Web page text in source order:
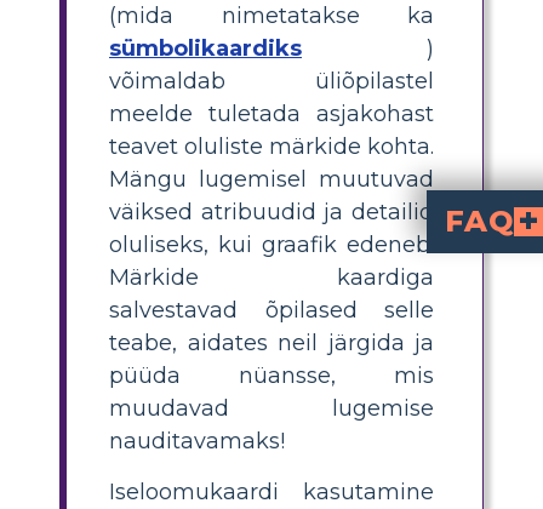
(mida nimetatakse ka
sümbolikaardiks )
võimaldab üliõpilastel
meelde tuletada asjakohast
teavet oluliste märkide kohta.
Mängu lugemisel muutuvad
väiksed atribuudid ja detailid
oluliseks, kui graafik edeneb.
Märkide kaardiga
salvestavad õpilased selle
teabe, aidates neil järgida ja
püüda nüansse, mis
muudavad lugemise
nauditavamaks!
Iseloomukaardi kasutamine
FAQ